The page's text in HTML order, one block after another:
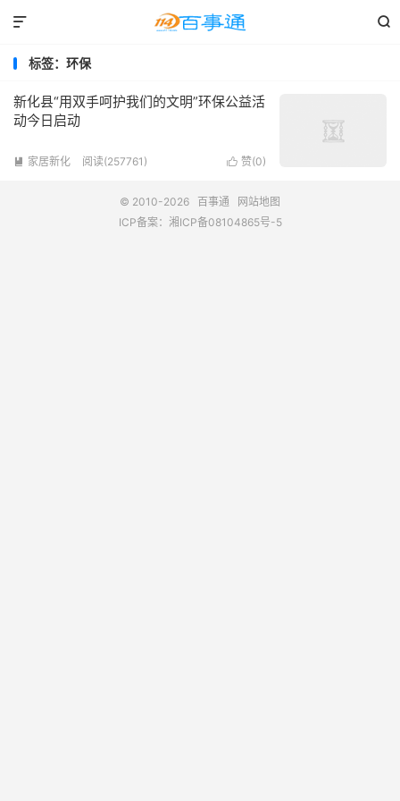


标签：环保
新化县“用双手呵护我们的文明”环保公益活
动今日启动
 赞(0)
 家居新化 阅读(257761)
© 2010-2026 百事通
网站地图
ICP备案： 湘ICP备08104865号-5